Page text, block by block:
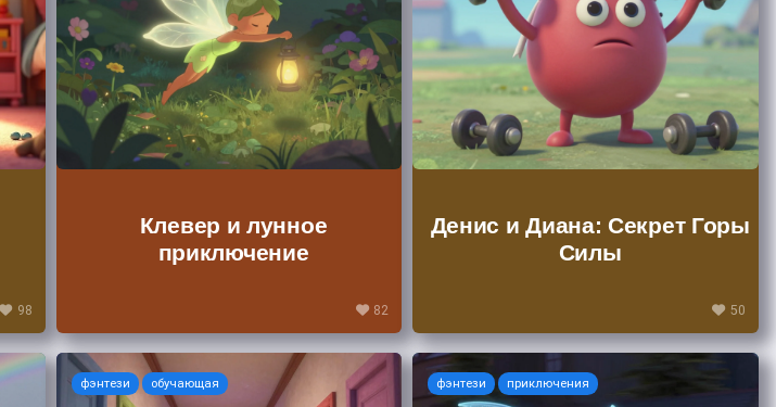
98
Клевер и лунное
приключение
82
Денис и Диана: Секрет Горы
Силы
50
фэнтези обучающая фэнтези приключения